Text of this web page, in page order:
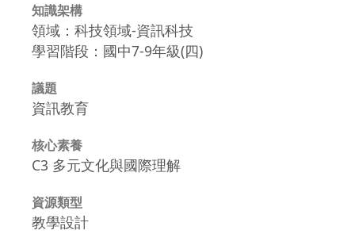
知識架構
領域：科技領域-資訊科技
學習階段：國中7-9年級(四)
議題
資訊教育
核心素養
C3 多元文化與國際理解
資源類型
教學設計